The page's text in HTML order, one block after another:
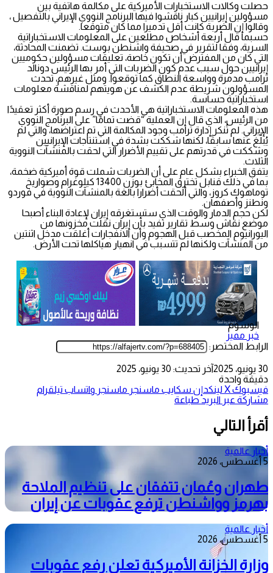
حصلت وكالات الاستخبارات الأميركية على مكالمة هاتفية بين
مسؤولين إيرانيين كبار ناقشوا فيها البرنامج النووي الإيراني بالتفصيل ،
وقالوا إن الضربة كانت أقل تدميرا مما كان متوقعا.
حسبما قال أربعة أشخاص مطلعين على المعلومات الاستخباراتية
السرية، وفقا لتقرير في صحيفة واشنطن بوست. تضمنت المحادثة،
التي كان من المفترض أن تكون خاصة، تعليقات مسؤولين حكوميين
إيرانيين حول سبب عدم كون الضربات التي أمر بها الرئيس دونالد
ترامب مدمرة وواسعة النطاق كما توقعوا. ومثل غيرهم، تحدث
المسؤولون شريطة عدم الكشف عن هويتهم لمناقشة معلومات
استخباراتية حساسة.
هذه المعلومات الاستخباراتية هي الأحدث في رسم صورة أكثر تعقيدًا
من الرئيس، الذي قال إن العملية “قضت تمامًا” على البرنامج النووي
الإيراني. لم تُنكر إدارة ترامب وجود المكالمة التي تم اعتراضها، والتي لم
يُبلّغ عنها سابقًا، لكنها شككت بشدة في استنتاجات الإيرانيين
وشككت في قدرتهم على تقييم الأضرار التي لحقت بالمنشآت النووية
الثلاث.
يتفق الخبراء بشكل عام على أن الضربات شملت قوة أميركية ضخمة،
بما في ذلك قنابل تخترق المخابئ بوزن 13400 كيلوغرام وصواريخ
توماهوك كروز، والتي ألحقت أضرارا بالغة بالمنشآت النووية في فوردو
ونطنز وأصفهان.
لكن حجم الدمار والوقت الذي ستستغرقه إيران لإعادة البناء أصبحا
موضع نقاش وسط تقارير تفيد بأن إيران نقلت مخزونها من
اليورانيوم المخصب قبل الهجوم وأن الانفجارات أغلقت مدخل اثنتين
من المنشآت ولكنها لم تتسبب في انهيار هياكلها تحت الأرض.
الوسوم
خبر مميز
الرابط المختصر:
30 يونيو، 2025
آخر تحديث: 30 يونيو، 2025
دقيقة واحدة
فيسبوك‫Xلينكدإن سكايب ماسنجر ماسنجر واتساب تيلقرام
مشاركة عبر البريد طباعة
أقرأ التالي
أخبار عالمية
5 أغسطس، 2026
طهران وعُمان تتفقان على تنظيم الملاحة
بهرمز وواشنطن ترفع عقوبات عن إيران
أخبار عالمية
5 أغسطس، 2026
وزارة الخزانة الأميركية تعلن رفع عقوبات